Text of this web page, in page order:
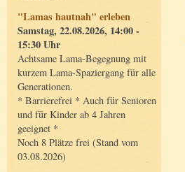
"Lamas hautnah" erleben
Samstag, 22.08.2026, 14:00 -
15:30 Uhr
Achtsame Lama-Begegnung mit
kurzem Lama-Spaziergang für alle
Generationen.
* Barrierefrei * Auch für Senioren
und für Kinder ab 4 Jahren
geeignet *
Noch 8 Plätze frei (Stand vom
03.08.2026)